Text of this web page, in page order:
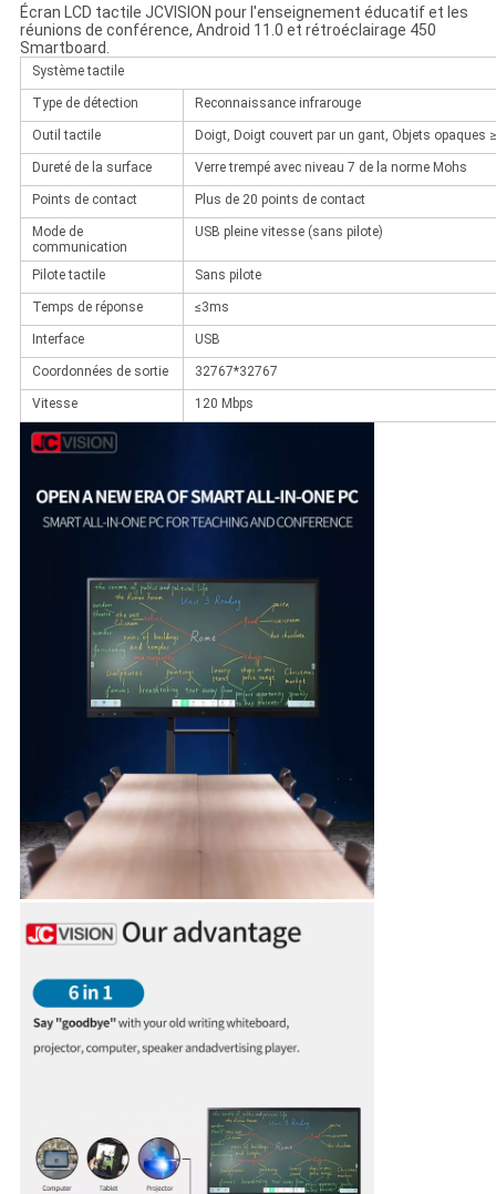
Écran LCD tactile JCVISION pour l'enseignement éducatif et les
réunions de conférence, Android 11.0 et rétroéclairage 450
Smartboard.
Système tactile
Type de détection Reconnaissance infrarouge
Outil tactile Doigt, Doigt couvert par un gant, Objets opaques
Dureté de la surface Verre trempé avec niveau 7 de la norme Mohs
Points de contact Plus de 20 points de contact
Mode de
communication
USB pleine vitesse (sans pilote)
Pilote tactile Sans pilote
Temps de réponse ≤3ms
Interface USB
Coordonnées de sortie 32767*32767
Vitesse 120 Mbps